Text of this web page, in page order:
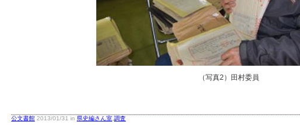
（写真2）田村委員
公文書館 2013/01/31 in 県史編さん室 調査